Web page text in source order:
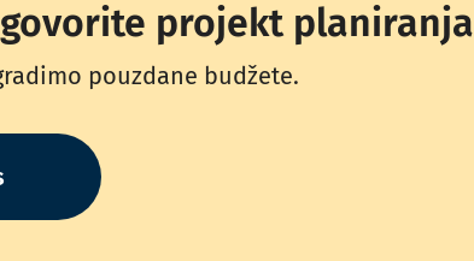
projekt planiranja
pouzdane budžete.